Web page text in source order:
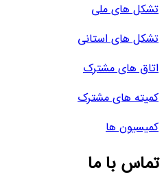
تشکل های ملی
تشکل های استانی
اتاق های مشترک
کمیته های مشترک
کمیسیون ها
تماس با ما